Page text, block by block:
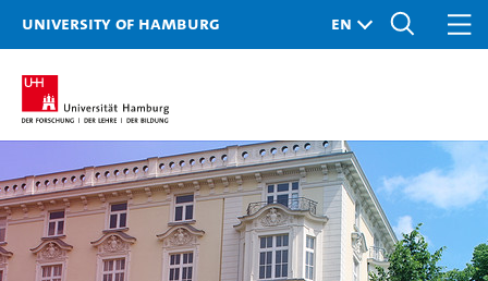
University of Hamburg